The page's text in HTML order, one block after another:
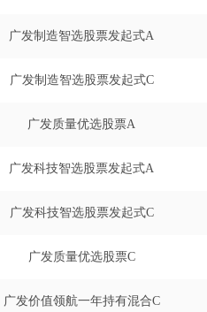
广发制造智选股票发起式A
广发制造智选股票发起式C
广发质量优选股票A
广发科技智选股票发起式A
广发科技智选股票发起式C
广发质量优选股票C
广发价值领航一年持有混合C